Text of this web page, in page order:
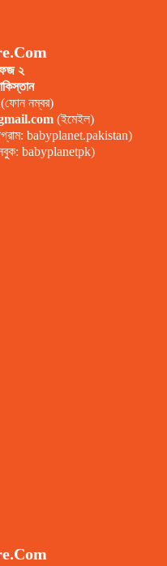
২
নম্বর)
(ইমেইল)
babyplanet.pakistan)
babyplanetpk)